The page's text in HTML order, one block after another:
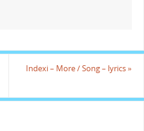
Indexi – More / Song – lyrics»